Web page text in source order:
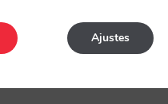
and Sales-RateTiger
Ajustes